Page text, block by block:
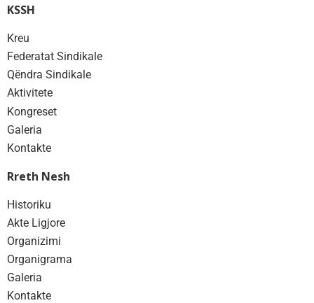
KSSH
Kreu
Federatat Sindikale
Qëndra Sindikale
Aktivitete
Kongreset
Galeria
Kontakte
Rreth Nesh
Historiku
Akte Ligjore
Organizimi
Organigrama
Galeria
Kontakte